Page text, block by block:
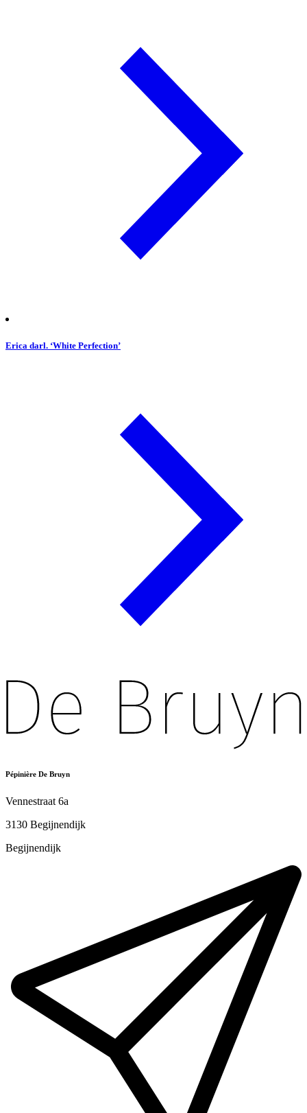
Erica darl. ‘White Perfection’
Pépinière De Bruyn
Vennestraat 6a
3130 Begijnendijk
Begijnendijk